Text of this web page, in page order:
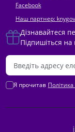
Facebook
Наш партнер:
Дізнавайтеся
Підпишіться
Я прочитав